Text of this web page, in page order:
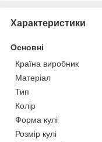
Характеристики
Основні
Країна виробник
Матеріал
Тип
Колір
Форма кулі
Розмір кулі